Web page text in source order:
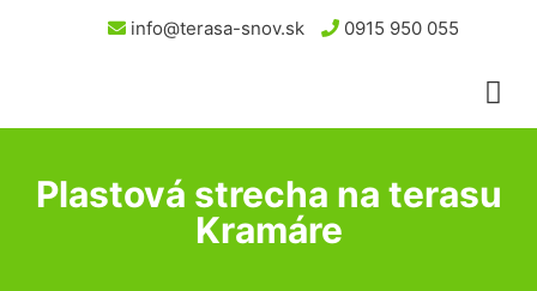
info@terasa-snov.sk 0915 950 055
Plastová strecha na terasu
Kramáre